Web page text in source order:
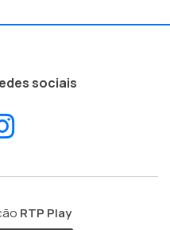
sociais
RTP Play